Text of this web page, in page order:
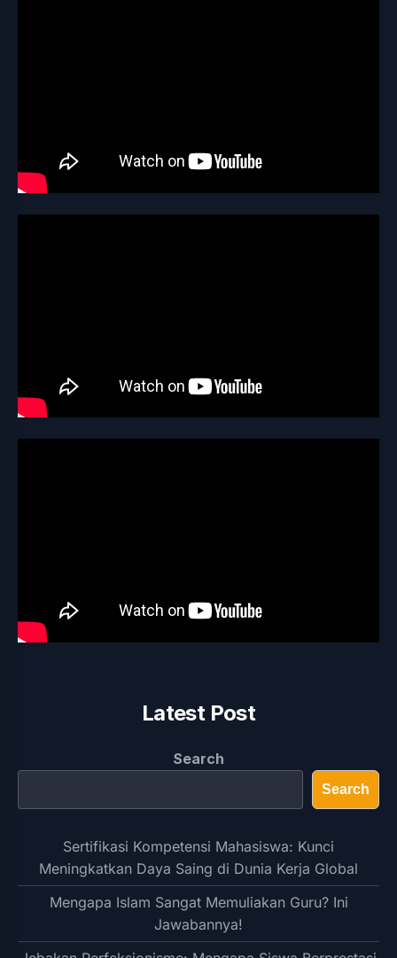
Latest Post
Search
Search
Sertifikasi Kompetensi Mahasiswa: Kunci
Meningkatkan Daya Saing di Dunia Kerja Global
Mengapa Islam Sangat Memuliakan Guru? Ini
Jawabannya!